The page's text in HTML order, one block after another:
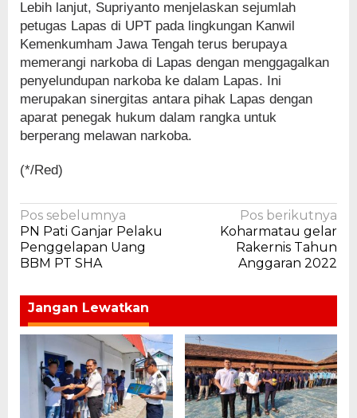
Lebih lanjut, Supriyanto menjelaskan sejumlah
petugas Lapas di UPT pada lingkungan Kanwil
Kemenkumham Jawa Tengah terus berupaya
memerangi narkoba di Lapas dengan menggagalkan
penyelundupan narkoba ke dalam Lapas. Ini
merupakan sinergitas antara pihak Lapas dengan
aparat penegak hukum dalam rangka untuk
berperang melawan narkoba.
(*/Red)
Navigasi
pos
Pos sebelumnya
PN Pati Ganjar Pelaku
Penggelapan Uang
BBM PT SHA
Pos berikutnya
Koharmatau gelar
Rakernis Tahun
Anggaran 2022
Jangan Lewatkan